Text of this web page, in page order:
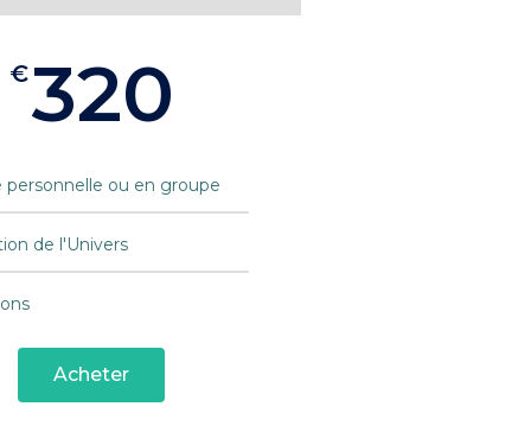
€320
personnelle ou en groupe
de l'Univers
Acheter